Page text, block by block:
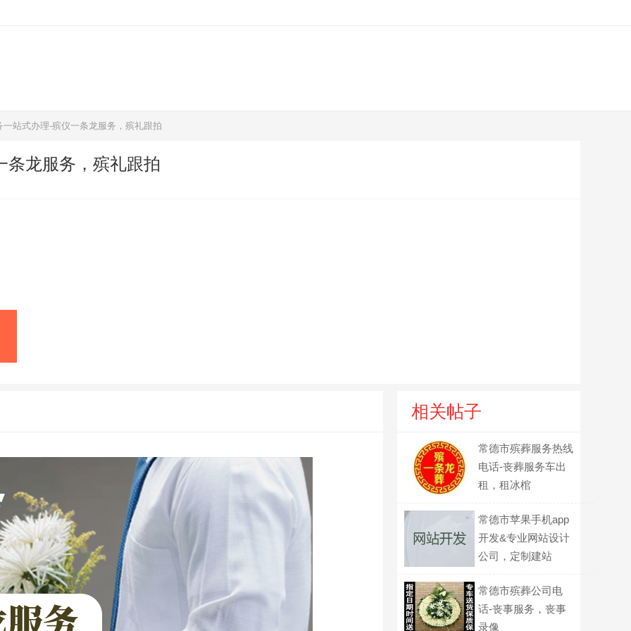
一站式办理-殡仪一条龙服务，殡礼跟拍
条龙服务，殡礼跟拍
相关帖子
常德市殡葬服务热线
电话-丧葬服务车出
租，租冰棺
常德市苹果手机app
开发&专业网站设计
公司，定制建站
常德市殡葬公司电
话-丧事服务，丧事
录像